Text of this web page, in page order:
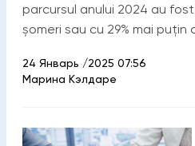
parcursul anului 2024 au
șomeri sau cu 29% mai puțin
24 Январь /2025 07:56
Марина Кэлдаре